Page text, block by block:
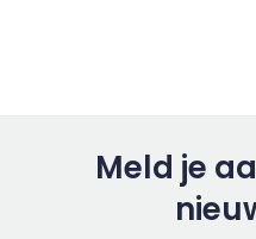
Meld je